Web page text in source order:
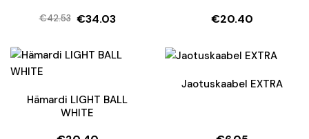
€42.53
Algne
oli:
€34.03
Current
is:
€20.40
Hämardi LIGHT BALL
WHITE
Jaotuskaabel EXTRA